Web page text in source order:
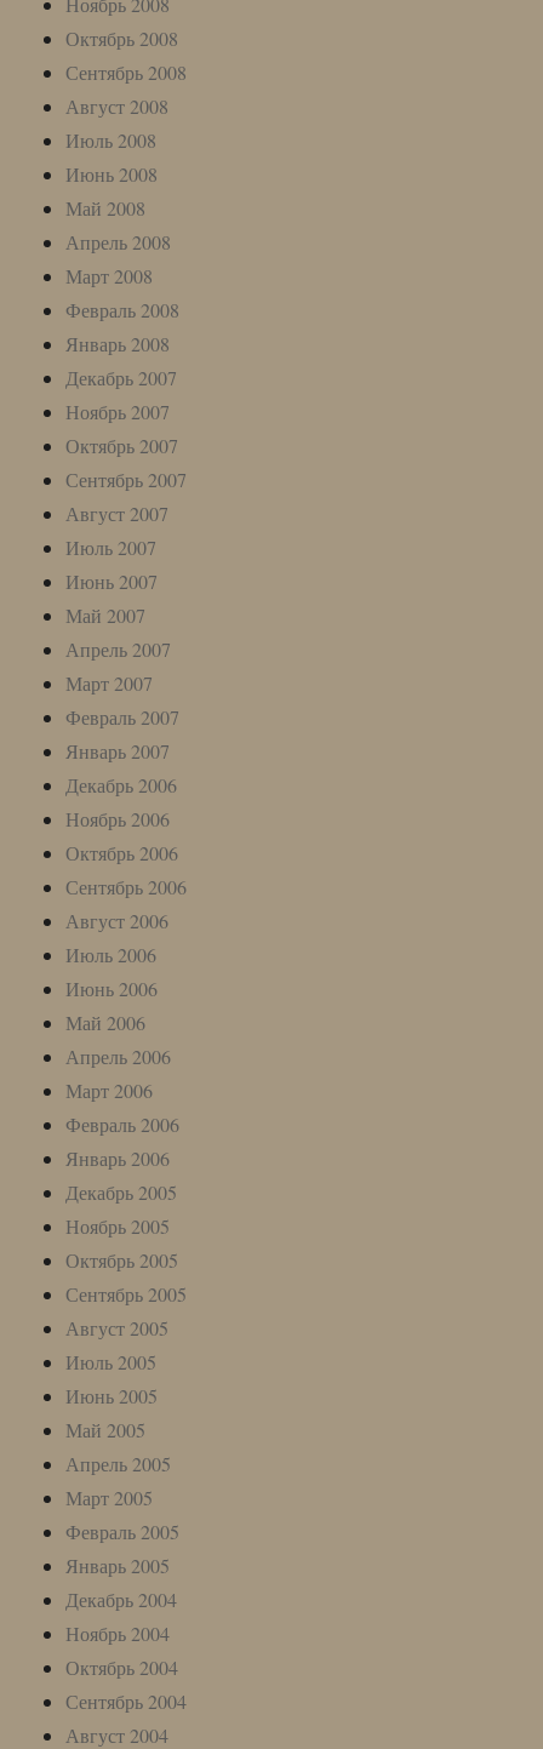
Октябрь 2008
Сентябрь 2008
Август 2008
Июль 2008
Июнь 2008
Май 2008
Апрель 2008
Март 2008
Февраль 2008
Январь 2008
Декабрь 2007
Ноябрь 2007
Октябрь 2007
Сентябрь 2007
Август 2007
Июль 2007
Июнь 2007
Май 2007
Апрель 2007
Март 2007
Февраль 2007
Январь 2007
Декабрь 2006
Ноябрь 2006
Октябрь 2006
Сентябрь 2006
Август 2006
Июль 2006
Июнь 2006
Май 2006
Апрель 2006
Март 2006
Февраль 2006
Январь 2006
Декабрь 2005
Ноябрь 2005
Октябрь 2005
Сентябрь 2005
Август 2005
Июль 2005
Июнь 2005
Май 2005
Апрель 2005
Март 2005
Февраль 2005
Январь 2005
Декабрь 2004
Ноябрь 2004
Октябрь 2004
Сентябрь 2004
Август 2004